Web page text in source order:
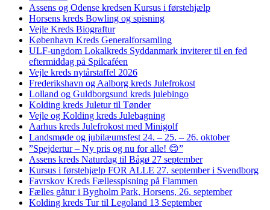
Assens og Odense kredsen Kursus i førstehjælp
Horsens kreds Bowling og spisning
Vejle Kreds Biograftur
København Kreds Generalforsamling
ULF-ungdom Lokalkreds Syddanmark inviterer til en fed
eftermiddag på Spilcaféen
Vejle kreds nytårstaffel 2026
Frederikshavn og Aalborg kreds Julefrokost
Lolland og Guldborgsund kreds julebingo
Kolding kreds Juletur til Tønder
Vejle og Kolding kreds Julebagning
Aarhus kreds Julefrokost med Minigolf
Landsmøde og jubilæumsfest 24. – 25. – 26. oktober
”Spejdertur – Ny pris og nu for alle! 😊”
Assens kreds Naturdag til Bågø 27 september
Kursus i førstehjælp FOR ALLE 27. september i Svendborg
Favrskov Kreds Fællesspisning på Flammen
Fælles gåtur i Bygholm Park, Horsens, 26. september
Kolding kreds Tur til Legoland 13 September